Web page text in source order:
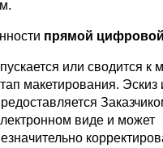
прямой
или сводится к
макетирования. Эскиз
виде и может